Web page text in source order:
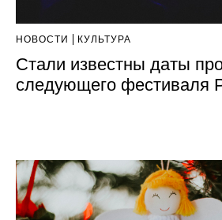
НОВОСТИ КУЛЬТУРА
Стали известны даты
следующего фестиваля